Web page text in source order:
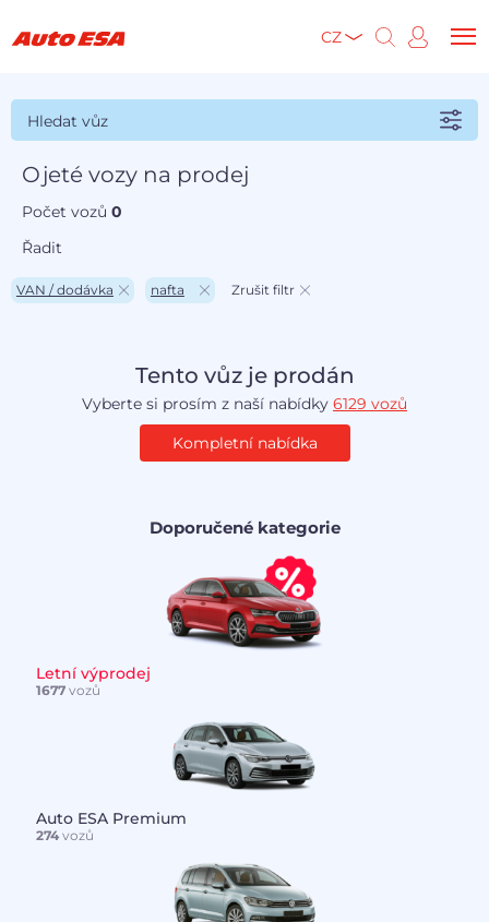
CZ
Hledat vůz
Ojeté vozy na prodej
Počet vozů0
Řadit
VAN / dodávka nafta Zrušit filtr
Tento vůz je prodán
Vyberte si prosím z naší nabídky 6129 vozů
Kompletní nabídka
Doporučené kategorie
Letní výprodej
1677vozů
Auto ESA Premium
274vozů